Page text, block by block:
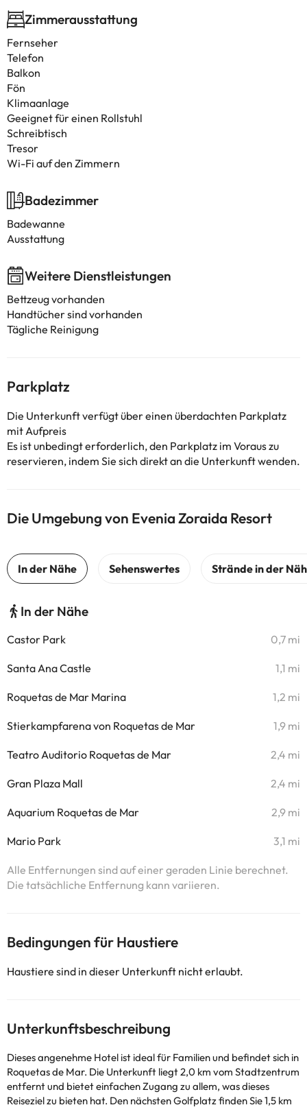
Zimmerausstattung
Fernseher
Telefon
Balkon
Fön
Klimaanlage
Geeignet für einen Rollstuhl
Schreibtisch
Tresor
Wi-Fi auf den Zimmern
Badezimmer
Badewanne
Ausstattung
Weitere Dienstleistungen
Bettzeug vorhanden
Handtücher sind vorhanden
Tägliche Reinigung
Parkplatz
Die Unterkunft verfügt über einen überdachten Parkplatz
mit Aufpreis
Es ist unbedingt erforderlich, den Parkplatz im Voraus zu
reservieren, indem Sie sich direkt an die Unterkunft wenden.
Die Umgebung von Evenia Zoraida Resort
In der Nähe
Castor Park 0,7 mi
Santa Ana Castle 1,1 mi
Roquetas de Mar Marina 1,2 mi
Stierkampfarena von Roquetas de Mar 1,9 mi
Teatro Auditorio Roquetas de Mar 2,4 mi
Gran Plaza Mall 2,4 mi
Aquarium Roquetas de Mar 2,9 mi
Mario Park 3,1 mi
Alle Entfernungen sind auf einer geraden Linie berechnet.
Die tatsächliche Entfernung kann variieren.
Bedingungen für Haustiere
Haustiere sind in dieser Unterkunft nicht erlaubt.
Unterkunftsbeschreibung
Dieses angenehme Hotel ist ideal für Familien und befindet sich in
Roquetas de Mar. Die Unterkunft liegt 2,0 km vom Stadtzentrum
entfernt und bietet einfachen Zugang zu allem, was dieses
Reiseziel zu bieten hat. Den nächsten Golfplatz finden Sie 1,5 km